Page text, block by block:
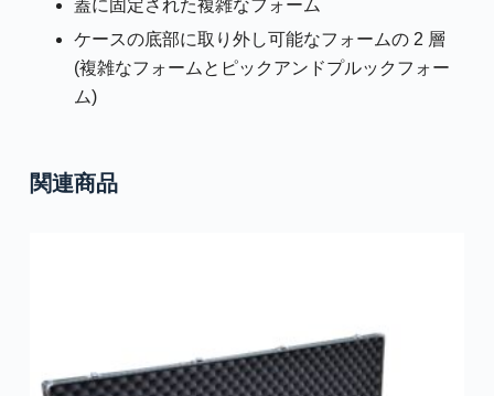
蓋に固定された複雑なフォーム
ケースの底部に取り外し可能なフォームの 2 層
(複雑なフォームとピックアンドプルックフォー
ム)
関連商品